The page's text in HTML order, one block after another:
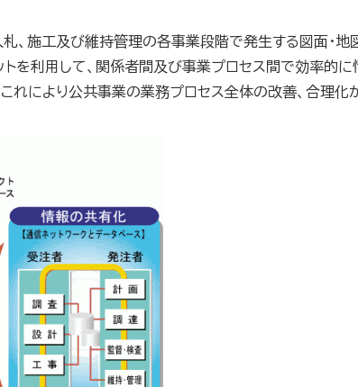
、施工及び維持管理の各事業段階で発生する図面・地
トを利用して、関係者間及び事業プロセス間で効率的に
これにより公共事業の業務プロセス全体の改善、合理化